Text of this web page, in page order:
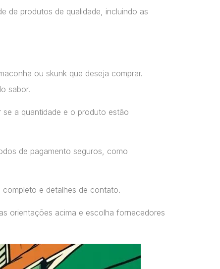
de produtos de qualidade, incluindo as
ou skunk que deseja comprar.
sabor.
a quantidade e o produto estão
de pagamento seguros, como
e detalhes de contato.
orientações acima e escolha fornecedores